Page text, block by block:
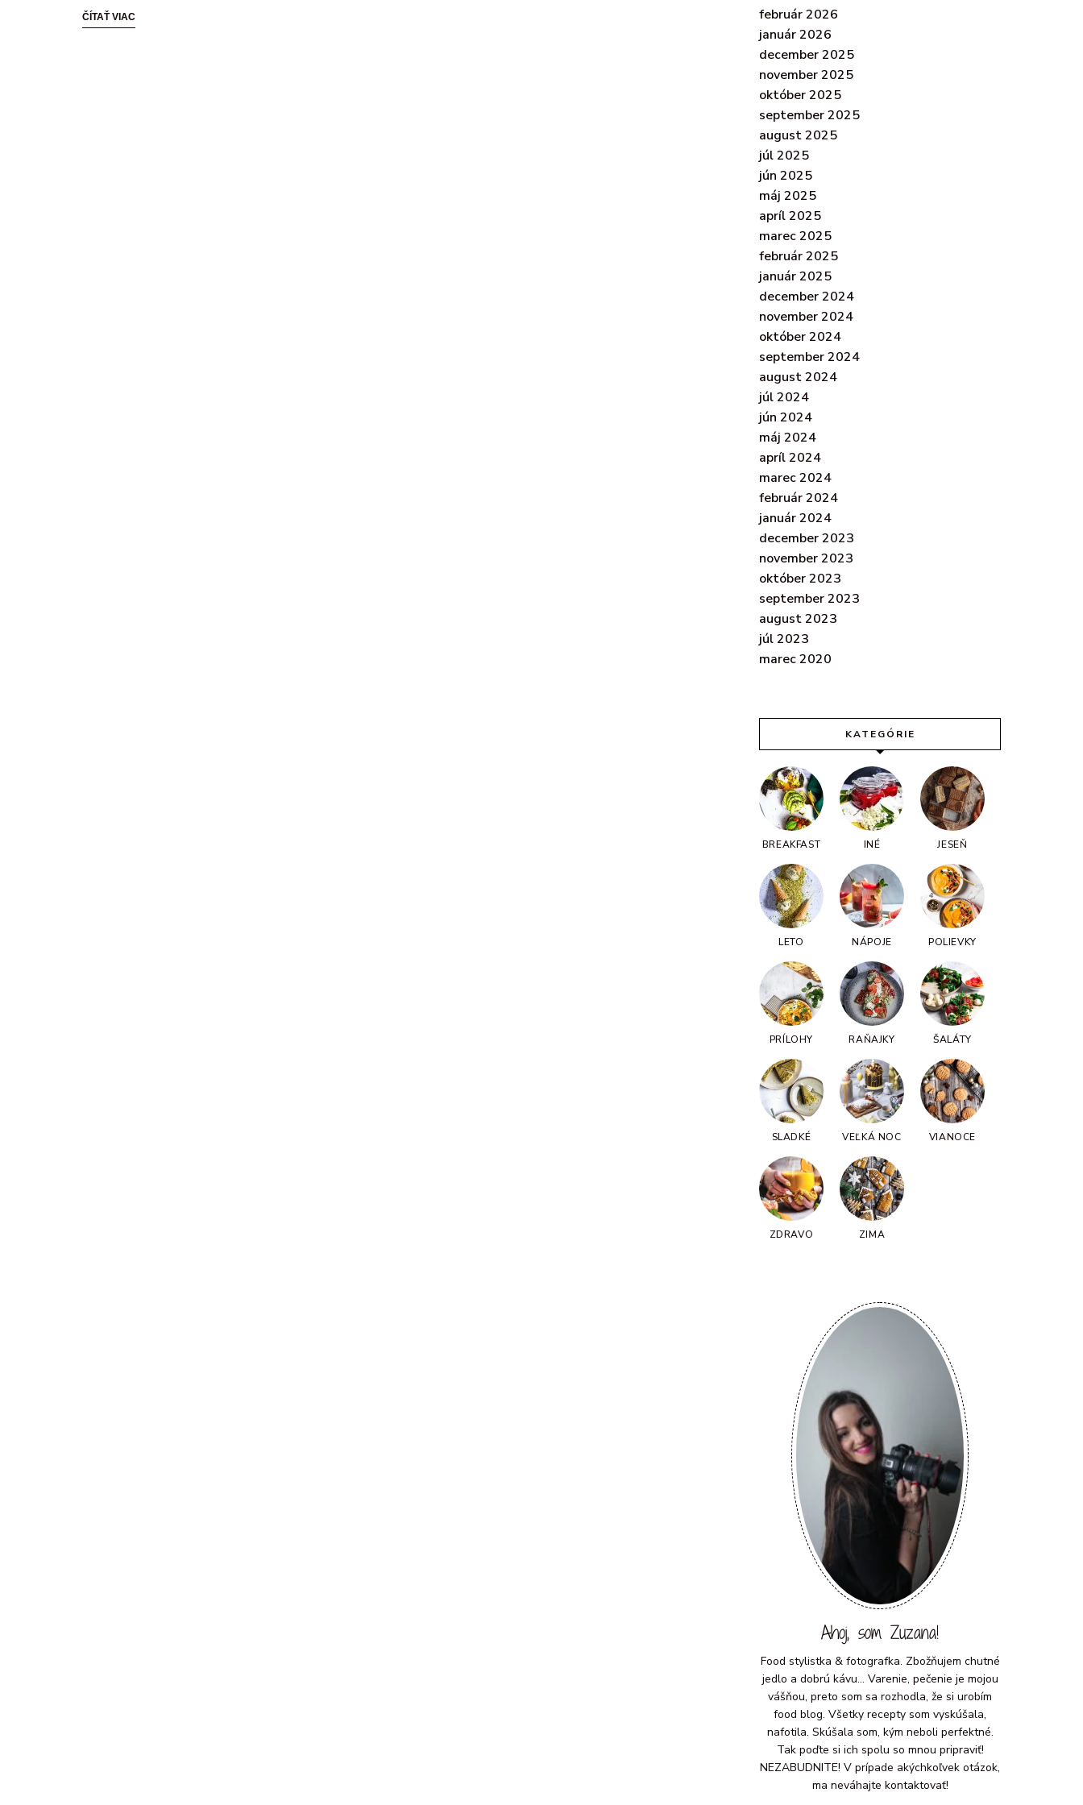
ČÍTAŤ VIAC
február 2026
január 2026
december 2025
november 2025
október 2025
september 2025
august 2025
júl 2025
jún 2025
máj 2025
apríl 2025
marec 2025
február 2025
január 2025
december 2024
november 2024
október 2024
september 2024
august 2024
júl 2024
jún 2024
máj 2024
apríl 2024
marec 2024
február 2024
január 2024
december 2023
november 2023
október 2023
september 2023
august 2023
júl 2023
marec 2020
KATEGÓRIE
BREAKFAST INÉ JESEŇ
LETO NÁPOJE POLIEVKY
PRÍLOHY RAŇAJKY ŠALÁTY
SLADKÉ VEĽKÁ NOC VIANOCE
ZDRAVO ZIMA
Ahoj, som Zuzana!
Food stylistka & fotografka. Zbožňujem chutné
jedlo a dobrú kávu... Varenie, pečenie je mojou
vášňou, preto som sa rozhodla, že si urobím
food blog. Všetky recepty som vyskúšala,
nafotila. Skúšala som, kým neboli perfektné.
Tak poďte si ich spolu so mnou pripraviť!
NEZABUDNITE! V prípade akýchkoľvek otázok,
ma neváhajte kontaktovať!